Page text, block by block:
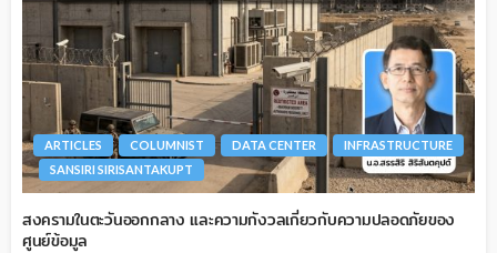
ARTICLES COLUMNIST DATA CENTER
INFRASTRUCTURE
SANSIRI SIRISANTAKUPT
สงครามในตะวันออกกลาง และความกังวลเกี่ยวกับความปลอดภัยของ
ศูนย์ข้อมูล